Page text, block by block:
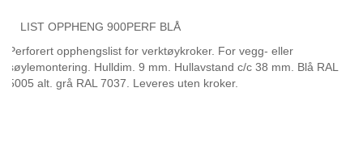
LIST OPPHENG 900PERF BLÅ
Perforert opphengslist for verktøykroker. For vegg- eller
søylemontering. Hulldim. 9 mm. Hullavstand c/c 38 mm. Blå RAL
5005 alt. grå RAL 7037. Leveres uten kroker.